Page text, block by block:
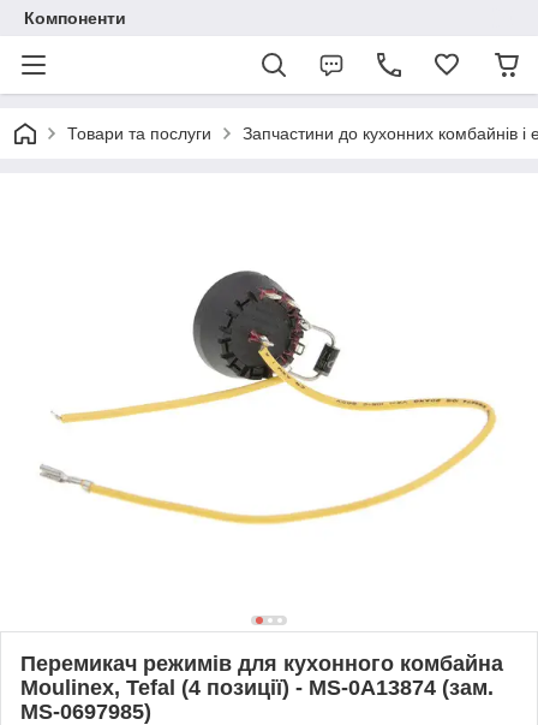
Компоненти
Товари та послуги Запчастини до кухонних комбайнів і
Перемикач режимів для кухонного комбайна
Moulinex, Tefal (4 позиції) - MS-0A13874 (зам.
MS-0697985)